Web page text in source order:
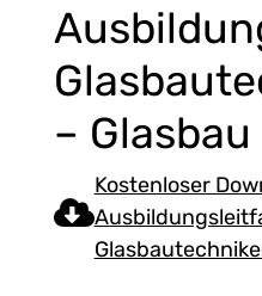
– Glasbau
Kostenloser